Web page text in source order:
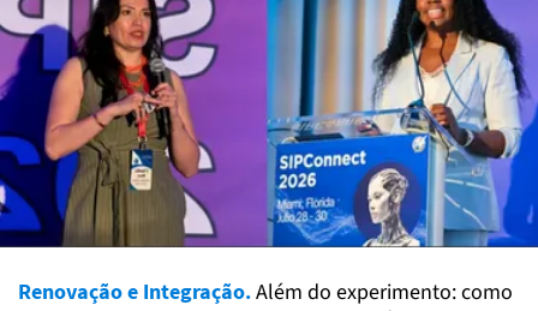
Renovação e Integração.Além do experimento: como